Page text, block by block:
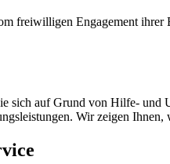
freiwilligen Engagement
sich auf Grund von Hilfe-
Wir zeigen